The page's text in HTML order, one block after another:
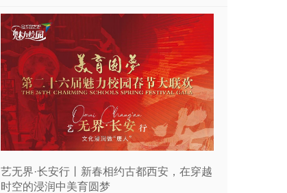
艺无界·长安行丨新春相约古都西安，在穿越
时空的浸润中美育圆梦